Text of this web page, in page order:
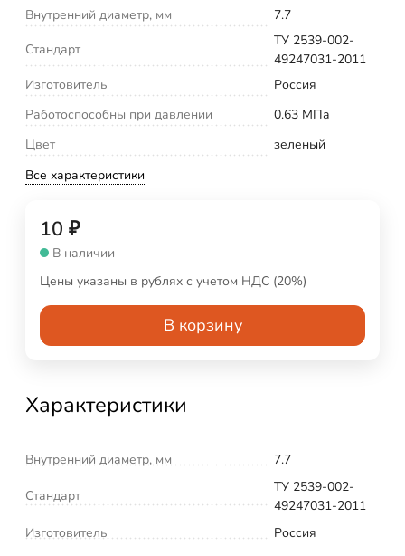
Внутренний диаметр, мм
7.7
Стандарт
ТУ 2539-002-
49247031-2011
Изготовитель
Россия
Работоспособны при давлении
0.63 МПа
Цвет
зеленый
Все характеристики
10 ₽
В наличии
Цены указаны в рублях с учетом НДС (20%)
В корзину
Характеристики
Внутренний диаметр, мм 7.7
Стандарт
ТУ 2539-002-
49247031-2011
Изготовитель
Россия